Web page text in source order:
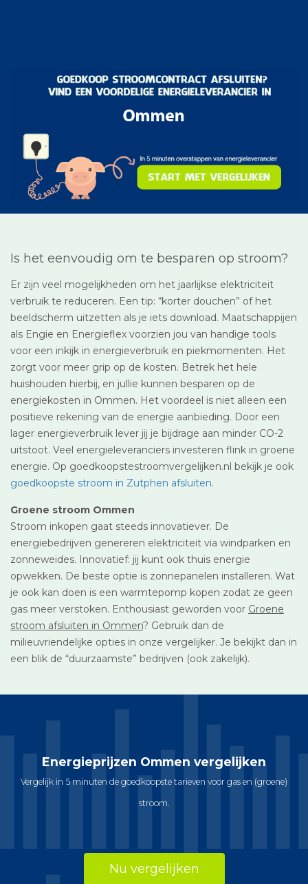
Is het eenvoudig om te besparen op stroom?
Er zijn veel mogelijkheden om het jaarlijkse elektriciteit
verbruik te reduceren. Een tip: “korter douchen” of het
beeldscherm uitzetten als je iets download. Maatschappijen
als Engie en Energieflex voorzien jou van handige tools
voor een inkijk in energieverbruik en piekmomenten. Het
zorgt voor meer grip op de kosten. Betrek het hele
huishouden hierbij, en jullie kunnen besparen op de
energiekosten in Ommen. Het voordeel is niet alleen een
positieve rekening van de energie aanbieding. Door een
lager energieverbruik lever jij je bijdrage aan minder CO-2
uitstoot. Veel energieleveranciers investeren flink in groene
energie. Op goedkoopstestroomvergelijken.nl bekijk je ook
goedkoopste stroom in Zutphen afsluiten.
Groene stroom Ommen
Stroom inkopen gaat steeds innovatiever. De
energiebedrijven genereren elektriciteit via windparken en
zonneweides. Innovatief: jij kunt ook thuis energie
opwekken. De beste optie is zonnepanelen installeren. Wat
je ook kan doen is een warmtepomp kopen zodat ze geen
gas meer verstoken. Enthousiast geworden voor Groene
stroom afsluiten in Ommen? Gebruik dan de
milieuvriendelijke opties in onze vergelijker. Je bekijkt dan in
een blik de “duurzaamste” bedrijven (ook zakelijk).
Energieprijzen Ommen vergelijken
Vergelijk in 5 minuten de goedkoopste tarieven voor gas en (groene)
stroom.
Nu vergelijken